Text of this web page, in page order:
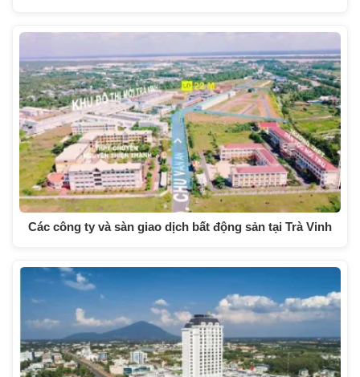
Các công ty và sàn giao dịch bất động sản tại Trà Vinh